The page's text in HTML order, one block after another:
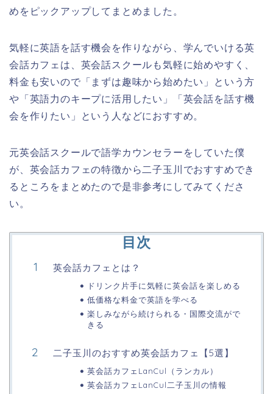
めをピックアップしてまとめました。
気軽に英語を話す機会を作りながら、学んでいける英
会話カフェは、英会話スクールも気軽に始めやすく、
料金も安いので「まずは趣味から始めたい」という方
や「英語力のキープに活用したい」「英会話を話す機
会を作りたい」という人などにおすすめ。
元英会話スクールで語学カウンセラーをしていた僕
が、英会話カフェの特徴から二子玉川でおすすめでき
るところをまとめたので是非参考にしてみてくださ
い。
目次
英会話カフェとは？
ドリンク片手に気軽に英会話を楽しめる
低価格な料金で英語を学べる
楽しみながら続けられる・国際交流がで
きる
二子玉川のおすすめ英会話カフェ【5選】
英会話カフェLanCul（ランカル）
英会話カフェLanCul二子玉川の情報